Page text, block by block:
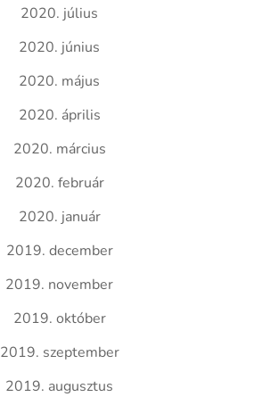
2020. július
2020. június
2020. május
2020. április
2020. március
2020. február
2020. január
2019. december
2019. november
2019. október
2019. szeptember
2019. augusztus